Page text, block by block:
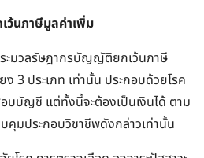
ว้นภาษีมูลค่าเพิ่ม
ะมวลรัษฎากรบัญญัติยกเว้นภาษี
3 ประเภท เท่านั้น ประกอบด้วยโรค
อบบัญชี แต่ทั้งนี้จะต้องเป็นเงินได้ ตาม
มประกอบวิชาชีพดังกล่าวเท่านั้น